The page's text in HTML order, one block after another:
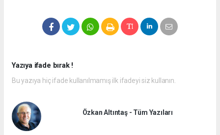
Yazıya ifade bırak !
Bu yazıya hiç ifade kullanılmamış ilk ifadeyi siz kullanın.
Özkan Altıntaş - Tüm Yazıları